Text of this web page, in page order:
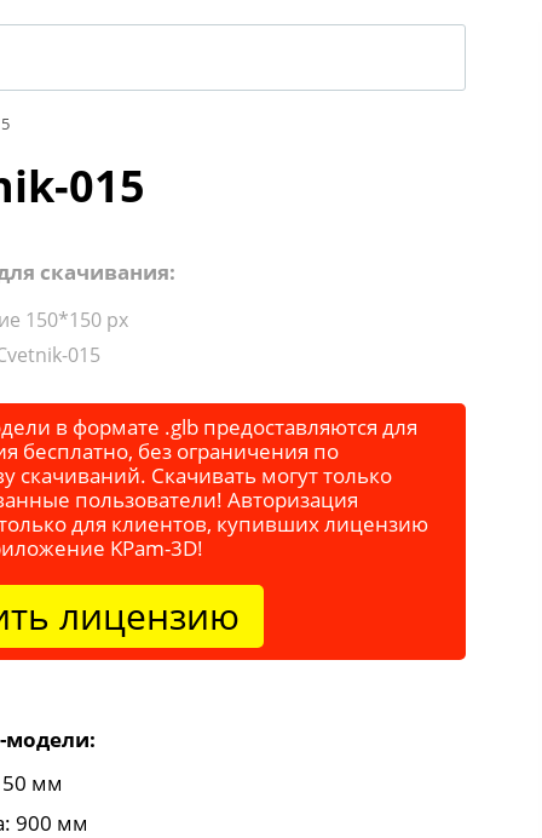
015
скачивания:
150*150 px
015
в формате .glb предоставляются для
бесплатно, без ограничения по
скачиваний. Скачивать могут только
пользователи! Авторизация
для клиентов, купивших лицензию
KPam-3D!
лицензию
модели:
50 мм
900 мм